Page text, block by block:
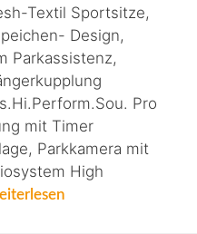
Textil Sportsitze,
Design,
Parkassistenz,
Pro
mit Timer
Parkkamera mit
High